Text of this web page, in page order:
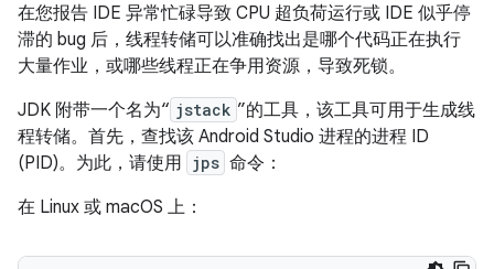
在您报告 IDE 异常忙碌导致 CPU 超负荷运行或 IDE 似乎停
滞的 bug 后，线程转储可以准确找出是哪个代码正在执行
大量作业，或哪些线程正在争用资源，导致死锁。
JDK 附带一个名为“ jstack ”的工具，该工具可用于生成线
程转储。首先，查找该 Android Studio 进程的进程 ID
(PID)。为此，请使用 jps 命令：
在 Linux 或 macOS 上：